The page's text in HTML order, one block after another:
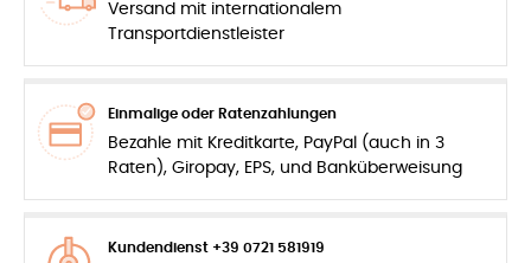
Versand mit internationalem
Transportdienstleister
Einmalige oder Ratenzahlungen
Bezahle mit Kreditkarte, PayPal (auch in 3
Raten), Giropay, EPS, und Banküberweisung
Kundendienst +39 0721 581919